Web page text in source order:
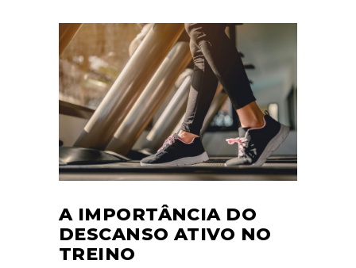
A IMPORTÂNCIA DO
DESCANSO ATIVO NO
TREINO